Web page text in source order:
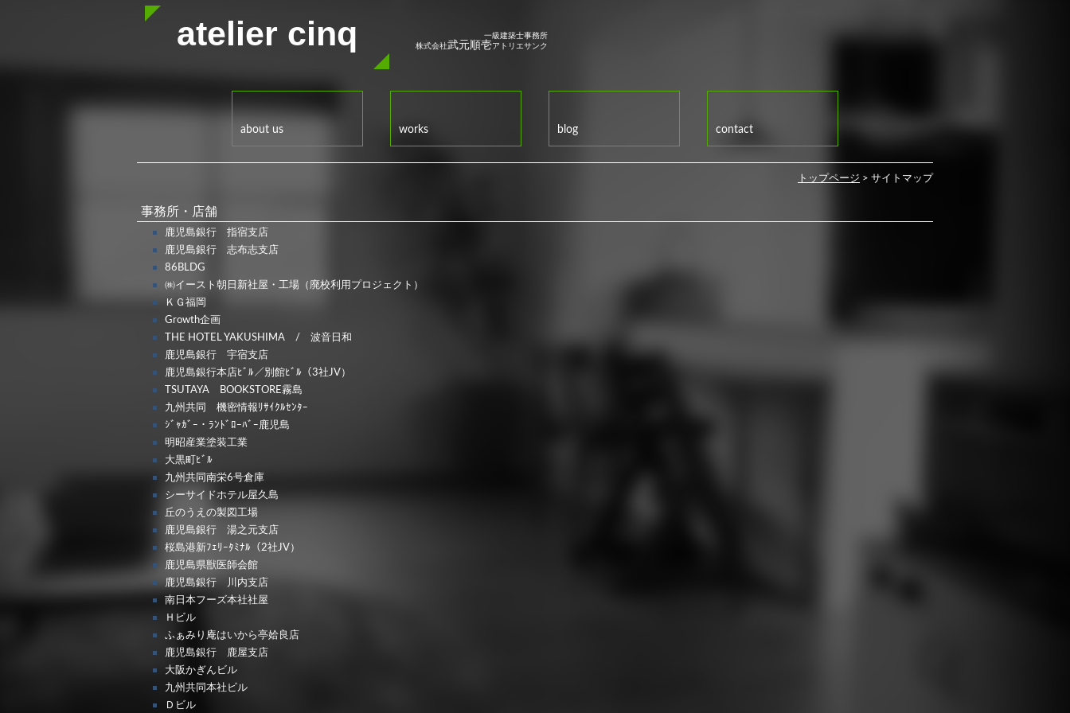
atelier cinq
一級建築士事務所
株式会社武元順壱アトリエサンク
about us works blog contact
トップページ > サイトマップ
事務所・店舗
鹿児島銀行 指宿支店
鹿児島銀行 志布志支店
86BLDG
㈱イースト朝日新社屋・工場（廃校利用プロジェクト）
ＫＧ福岡
Growth企画
THE HOTEL YAKUSHIMA / 波音日和
鹿児島銀行 宇宿支店
鹿児島銀行本店ﾋﾞﾙ／別館ﾋﾞﾙ（3社JV）
TSUTAYA BOOKSTORE霧島
九州共同 機密情報ﾘｻｲｸﾙｾﾝﾀｰ
ｼﾞｬｶﾞｰ・ﾗﾝﾄﾞﾛｰﾊﾞｰ鹿児島
明昭産業塗装工業
大黒町ﾋﾞﾙ
九州共同南栄6号倉庫
シーサイドホテル屋久島
丘のうえの製図工場
鹿児島銀行 湯之元支店
桜島港新ﾌｪﾘｰﾀﾐﾅﾙ（2社JV）
鹿児島県獣医師会館
鹿児島銀行 川内支店
南日本フーズ本社社屋
Ｈビル
ふぁみり庵はいから亭姶良店
鹿児島銀行 鹿屋支店
大阪かぎんビル
九州共同本社ビル
Ｄビル